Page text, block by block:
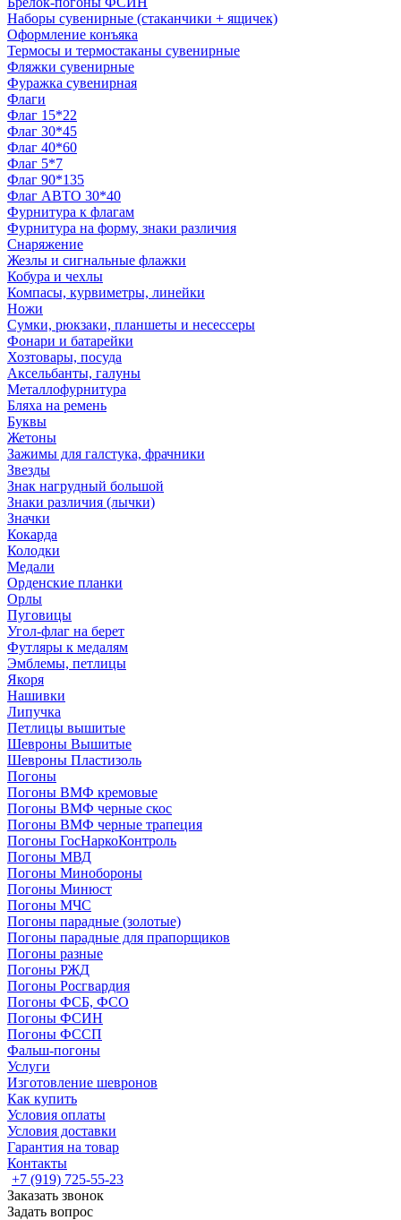
Наборы сувенирные (стаканчики + ящичек)
Оформление конъяка
Термосы и термостаканы сувенирные
Фляжки сувенирные
Фуражка сувенирная
Флаги
Флаг 15*22
Флаг 30*45
Флаг 40*60
Флаг 5*7
Флаг 90*135
Флаг АВТО 30*40
Фурнитура к флагам
Фурнитура на форму, знаки различия
Снаряжение
Жезлы и сигнальные флажки
Кобура и чехлы
Компасы, курвиметры, линейки
Ножи
Сумки, рюкзаки, планшеты и несессеры
Фонари и батарейки
Хозтовары, посуда
Аксельбанты, галуны
Металлофурнитура
Бляха на ремень
Буквы
Жетоны
Зажимы для галстука, фрачники
Звезды
Знак нагрудный большой
Знаки различия (лычки)
Значки
Кокарда
Колодки
Медали
Орденские планки
Орлы
Пуговицы
Угол-флаг на берет
Футляры к медалям
Эмблемы, петлицы
Якоря
Нашивки
Липучка
Петлицы вышитые
Шевроны Вышитые
Шевроны Пластизоль
Погоны
Погоны ВМФ кремовые
Погоны ВМФ черные скос
Погоны ВМФ черные трапеция
Погоны ГосНаркоКонтроль
Погоны МВД
Погоны Минобороны
Погоны Минюст
Погоны МЧС
Погоны парадные (золотые)
Погоны парадные для прапорщиков
Погоны разные
Погоны РЖД
Погоны Росгвардия
Погоны ФСБ, ФСО
Погоны ФСИН
Погоны ФССП
Фальш-погоны
Услуги
Изготовление шевронов
Как купить
Условия оплаты
Условия доставки
Гарантия на товар
Контакты
+7 (919) 725-55-23
Заказать звонок
Задать вопрос